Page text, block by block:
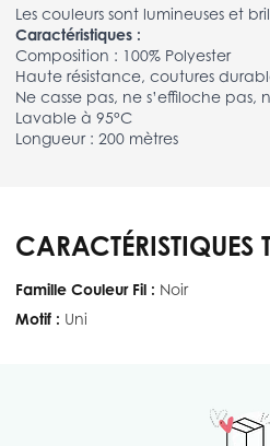
Les couleurs sont lumineuses et
Caractéristiques :
Composition : 100% Polyester
Haute résistance, coutures
Ne casse pas, ne s’effiloche pas,
Lavable à 95°C
Longueur : 200 mètres
CARACTÉRISTIQUES
Famille Couleur Fil : Noir
Motif : Uni